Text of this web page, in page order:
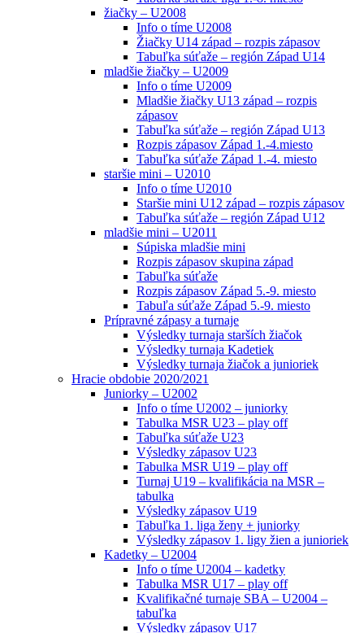
žiačky – U2008
Info o tíme U2008
Žiačky U14 západ – rozpis zápasov
Tabuľka súťaže – región Západ U14
mladšie žiačky – U2009
Info o tíme U2009
Mladšie žiačky U13 západ – rozpis
zápasov
Tabuľka súťaže – región Západ U13
Rozpis zápasov Západ 1.-4.miesto
Tabuľka súťaže Západ 1.-4. miesto
staršie mini – U2010
Info o tíme U2010
Staršie mini U12 západ – rozpis zápasov
Tabuľka súťaže – región Západ U12
mladšie mini – U2011
Súpiska mladšie mini
Rozpis zápasov skupina západ
Tabuľka súťaže
Rozpis zápasov Západ 5.-9. miesto
Tabuľa súťaže Západ 5.-9. miesto
Prípravné zápasy a turnaje
Výsledky turnaja starších žiačok
Výsledky turnaja Kadetiek
Výsledky turnaja žiačok a junioriek
Hracie obdobie 2020/2021
Juniorky – U2002
Info o tíme U2002 – juniorky
Tabulka MSR U23 – play off
Tabuľka súťaže U23
Výsledky zápasov U23
Tabulka MSR U19 – play off
Turnaj U19 – kvalifikácia na MSR –
tabulka
Výsledky zápasov U19
Tabuľka 1. liga ženy + juniorky
Výsledky zápasov 1. ligy žien a junioriek
Kadetky – U2004
Info o tíme U2004 – kadetky
Tabulka MSR U17 – play off
Kvalifikačné turnaje SBA – U2004 –
tabuľka
Výsledky zápasov U17